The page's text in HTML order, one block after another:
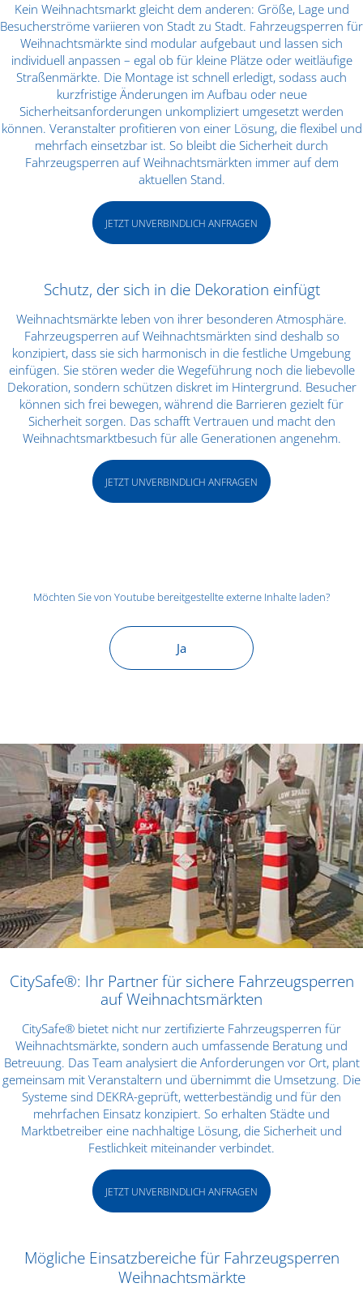
Kein Weihnachtsmarkt gleicht dem anderen: Größe, Lage und
Besucherströme variieren von Stadt zu Stadt. Fahrzeugsperren für
Weihnachtsmärkte sind modular aufgebaut und lassen sich
individuell anpassen – egal ob für kleine Plätze oder weitläufige
Straßenmärkte. Die Montage ist schnell erledigt, sodass auch
kurzfristige Änderungen im Aufbau oder neue
Sicherheitsanforderungen unkompliziert umgesetzt werden
können. Veranstalter profitieren von einer Lösung, die flexibel und
mehrfach einsetzbar ist. So bleibt die Sicherheit durch
Fahrzeugsperren auf Weihnachtsmärkten immer auf dem
aktuellen Stand.
JETZT UNVERBINDLICH ANFRAGEN
Schutz, der sich in die Dekoration einfügt
Weihnachtsmärkte leben von ihrer besonderen Atmosphäre.
Fahrzeugsperren auf Weihnachtsmärkten sind deshalb so
konzipiert, dass sie sich harmonisch in die festliche Umgebung
einfügen. Sie stören weder die Wegeführung noch die liebevolle
Dekoration, sondern schützen diskret im Hintergrund. Besucher
können sich frei bewegen, während die Barrieren gezielt für
Sicherheit sorgen. Das schafft Vertrauen und macht den
Weihnachtsmarktbesuch für alle Generationen angenehm.
JETZT UNVERBINDLICH ANFRAGEN
Möchten Sie von Youtube bereitgestellte externe Inhalte laden?
Ja
CitySafe®: Ihr Partner für sichere Fahrzeugsperren
auf Weihnachtsmärkten
CitySafe® bietet nicht nur zertifizierte Fahrzeugsperren für
Weihnachtsmärkte, sondern auch umfassende Beratung und
Betreuung. Das Team analysiert die Anforderungen vor Ort, plant
gemeinsam mit Veranstaltern und übernimmt die Umsetzung. Die
Systeme sind DEKRA-geprüft, wetterbeständig und für den
mehrfachen Einsatz konzipiert. So erhalten Städte und
Marktbetreiber eine nachhaltige Lösung, die Sicherheit und
Festlichkeit miteinander verbindet.
JETZT UNVERBINDLICH ANFRAGEN
Mögliche Einsatzbereiche für Fahrzeugsperren
Weihnachtsmärkte